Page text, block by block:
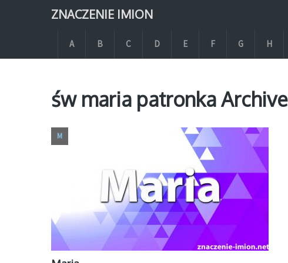
ZNACZENIE IMION
A B C D E F G H
św maria patronka Archive
M